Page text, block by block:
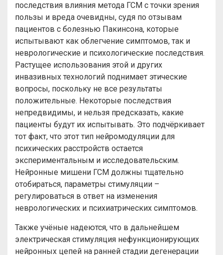
последствия влияния метода ГСМ с точки зрения
пользы и вреда очевидны, судя по отзывам
пациентов с болезнью Пакинсона, которые
испытывают как облегчение симптомов, так и
неврологические и психологические последствия.
Растущее использования этой и других
инвазивных технологий поднимает этические
вопросы, поскольку не все результаты
положительные. Некоторые последствия
непредвидимы, и нельзя предсказать, какие
пациенты будут их испытывать. Это подчёркивает
тот факт, что этот тип нейромодуляции для
психических расстройств остается
экспериментальным и исследовательским.
Нейронные мишени ГСМ должны тщательно
отобираться, параметры стимуляции –
регулироваться в ответ на изменения
неврологических и психиатрических симптомов.
Также учёные надеются, что в дальнейшем
электрическая стимуляция нефункционирующих
нейронных цепей на ранней стадии дегенерации